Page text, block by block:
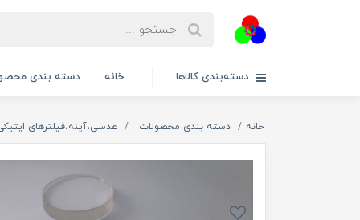
دسته‌بندی کالاها خانه دسته بندی
خانه دسته بندی محصولات عدسی،آینه،فیلترهای